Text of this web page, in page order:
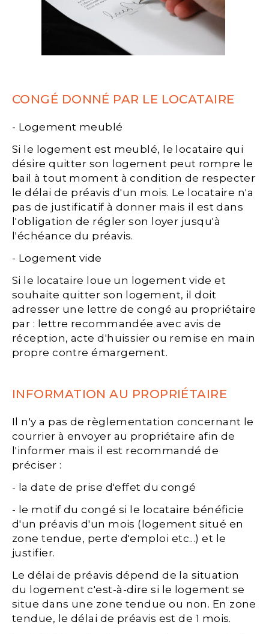
CONGÉ DONNÉ PAR LE LOCATAIRE
- Logement meublé
Si le logement est meublé, le locataire qui
désire quitter son logement peut rompre le
bail à tout moment à condition de respecter
le délai de préavis d'un mois. Le locataire n'a
pas de justificatif à donner mais il est dans
l'obligation de régler son loyer jusqu'à
l'échéance du préavis.
- Logement vide
Si le locataire loue un logement vide et
souhaite quitter son logement, il doit
adresser une lettre de congé au propriétaire
par : lettre recommandée avec avis de
réception, acte d'huissier ou remise en main
propre contre émargement.
INFORMATION AU PROPRIÉTAIRE
Il n'y a pas de règlementation concernant le
courrier à envoyer au propriétaire afin de
l'informer mais il est recommandé de
préciser :
- la date de prise d'effet du congé
- le motif du congé si le locataire bénéficie
d'un préavis d'un mois (logement situé en
zone tendue, perte d'emploi etc...) et le
justifier.
Le délai de préavis dépend de la situation
du logement c'est-à-dire si le logement se
situe dans une zone tendue ou non. En zone
tendue, le délai de préavis est de 1 mois.